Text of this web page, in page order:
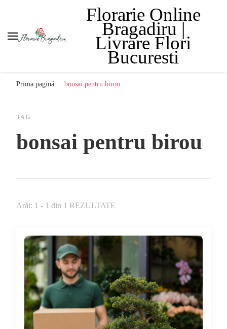
Florarie Online
Bragadiru |
Livrare Flori
Bucuresti
Prima pagină bonsai pentru birou
TAG
bonsai pentru birou
Arăt: 1 - 1 din 1 REZULTATE